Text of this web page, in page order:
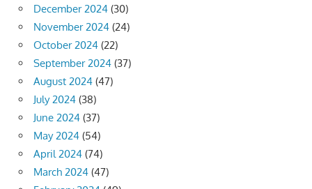
December 2024 (30)
November 2024 (24)
October 2024 (22)
September 2024 (37)
August 2024 (47)
July 2024 (38)
June 2024 (37)
May 2024 (54)
April 2024 (74)
March 2024 (47)